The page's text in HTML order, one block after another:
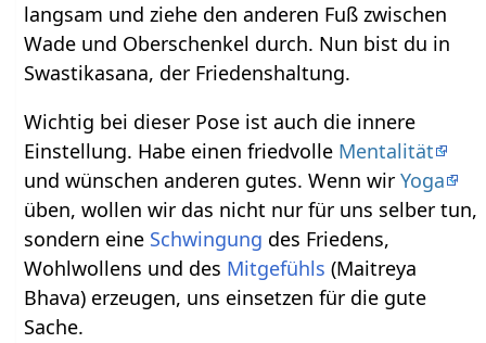
langsam und ziehe den anderen Fuß zwischen
Wade und Oberschenkel durch. Nun bist du in
Swastikasana, der Friedenshaltung.
Wichtig bei dieser Pose ist auch die innere
Einstellung. Habe einen friedvolle Mentalität
und wünschen anderen gutes. Wenn wirYoga
üben, wollen wir das nicht nur für uns selber tun,
sondern eine Schwingung des Friedens,
Wohlwollens und des Mitgefühls (Maitreya
Bhava) erzeugen, uns einsetzen für die gute
Sache.